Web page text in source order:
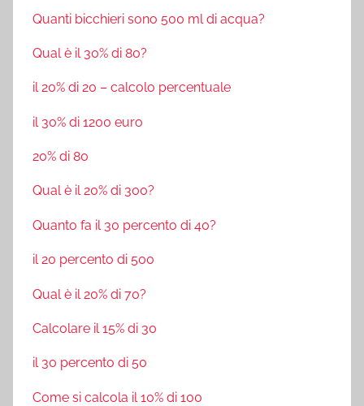
Quanti bicchieri sono 500 ml di acqua?
Qual è il 30% di 80?
il 20% di 20 – calcolo percentuale
il 30% di 1200 euro
20% di 80
Qual è il 20% di 300?
Quanto fa il 30 percento di 40?
il 20 percento di 500
Qual è il 20% di 70?
Calcolare il 15% di 30
il 30 percento di 50
Come si calcola il 10% di 100